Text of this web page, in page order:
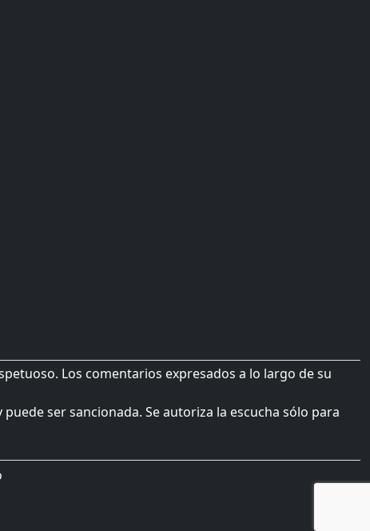
Los comentarios expresados a lo largo de su
ser sancionada. Se autoriza la escucha sólo para